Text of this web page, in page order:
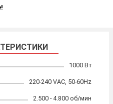
1000 Вт
220-240 VAC, 50-60Hz
2.500 - 4.800 об/мин